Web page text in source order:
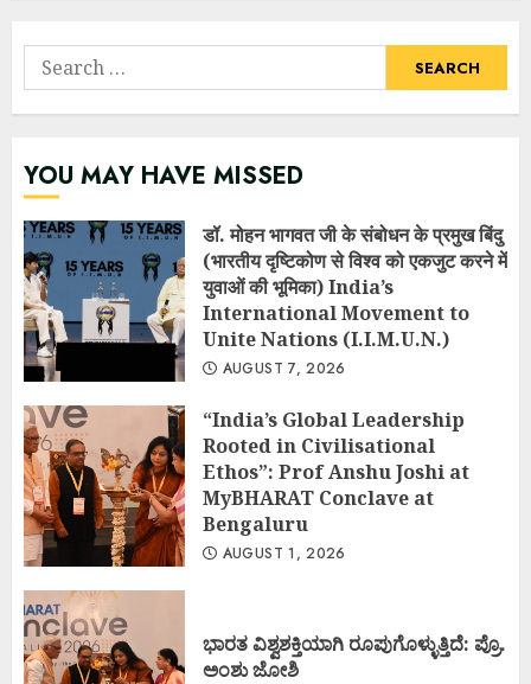
Search
for:
YOU MAY HAVE MISSED
डॉ. मोहन भागवत जी के संबोधन के प्रमुख बिंदु
(भारतीय दृष्टिकोण से विश्व को एकजुट करने में
युवाओं की भूमिका) India’s
International Movement to
Unite Nations (I.I.M.U.N.)
AUGUST 7, 2026
“India’s Global Leadership
Rooted in Civilisational
Ethos”: Prof Anshu Joshi at
MyBHARAT Conclave at
Bengaluru
AUGUST 1, 2026
ಭಾರತ ವಿಶ್ವಶಕ್ತಿಯಾಗಿ ರೂಪುಗೊಳ್ಳುತ್ತಿದೆ: ಪ್ರೊ.
ಅಂಶು ಜೋಶಿ